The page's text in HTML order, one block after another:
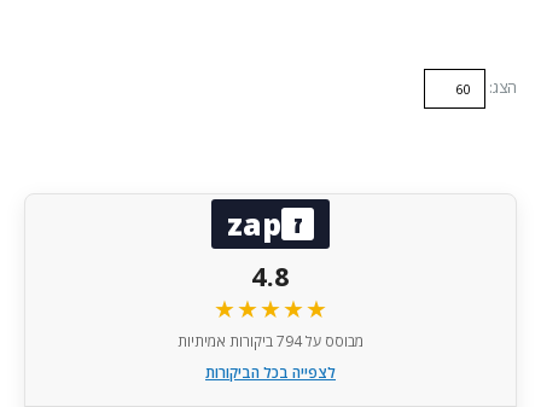
הצג:
ז zap
4.8
★★★★★
מבוסס על 794 ביקורות אמיתיות
לצפייה בכל הביקורות